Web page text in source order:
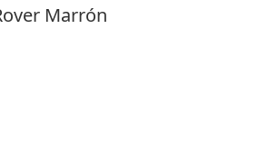
Marrón